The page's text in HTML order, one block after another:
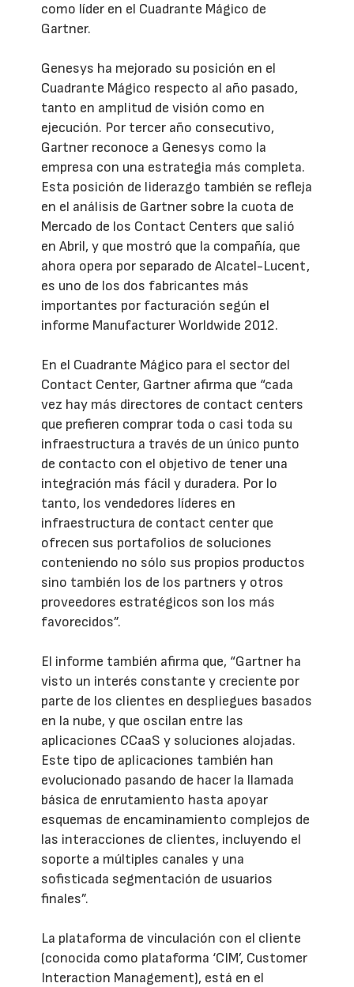
como líder en el Cuadrante Mágico de
Gartner.
Genesys ha mejorado su posición en el
Cuadrante Mágico respecto al año pasado,
tanto en amplitud de visión como en
ejecución. Por tercer año consecutivo,
Gartner reconoce a Genesys como la
empresa con una estrategia más completa.
Esta posición de liderazgo también se refleja
en el análisis de Gartner sobre la cuota de
Mercado de los Contact Centers que salió
en Abril, y que mostró que la compañía, que
ahora opera por separado de Alcatel-Lucent,
es uno de los dos fabricantes más
importantes por facturación según el
informe Manufacturer Worldwide 2012.
En el Cuadrante Mágico para el sector del
Contact Center, Gartner afirma que “cada
vez hay más directores de contact centers
que prefieren comprar toda o casi toda su
infraestructura a través de un único punto
de contacto con el objetivo de tener una
integración más fácil y duradera. Por lo
tanto, los vendedores líderes en
infraestructura de contact center que
ofrecen sus portafolios de soluciones
conteniendo no sólo sus propios productos
sino también los de los partners y otros
proveedores estratégicos son los más
favorecidos”.
El informe también afirma que, “Gartner ha
visto un interés constante y creciente por
parte de los clientes en despliegues basados
en la nube, y que oscilan entre las
aplicaciones CCaaS y soluciones alojadas.
Este tipo de aplicaciones también han
evolucionado pasando de hacer la llamada
básica de enrutamiento hasta apoyar
esquemas de encaminamiento complejos de
las interacciones de clientes, incluyendo el
soporte a múltiples canales y una
sofisticada segmentación de usuarios
finales”.
La plataforma de vinculación con el cliente
(conocida como plataforma ‘CIM’, Customer
Interaction Management), está en el